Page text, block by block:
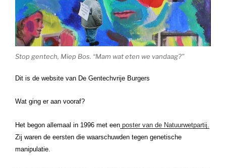
Stop gentech, Miep Bos. “Mam wat eten we vandaag?”
Dit is de website van De Gentechvrije Burgers
Wat ging er aan vooraf?
Het begon allemaal in 1996 met een poster van de Natuurwetpartij.
Zij waren de eersten die waarschuwden tegen genetische
manipulatie.